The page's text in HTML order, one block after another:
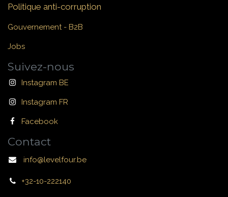
Politique anti-corruption
Gouvernement - B2B
Jobs
Suivez-nous
Instagram BE
Instagram FR
Facebook
Contact
info@levelfour.be
+32-10-222140